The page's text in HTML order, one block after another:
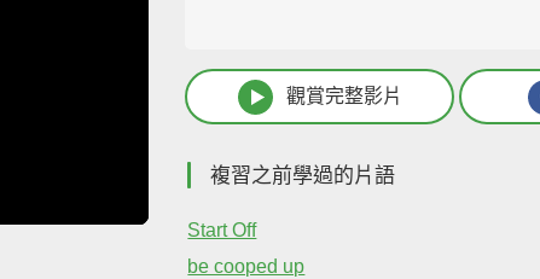
觀賞完整影片
複習之前學過的片語
Start Off
be cooped up